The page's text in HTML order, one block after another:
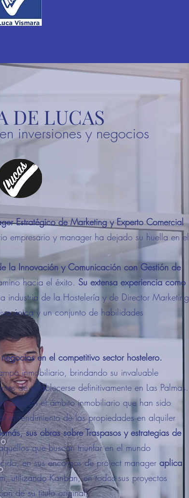
DE LUCAS
inversiones y negocios
Estratégico de Marketing y Experto Comercial
empresario y manager ha dejado su huella en el
la Innovación y Comunicación con Gestión de
hacia el éxito. Su extensa experiencia como
industria de la Hostelería y de Director Marketing
única y un conjunto de habilidades
en el competitivo sector hostelero.
inmobiliario, brindando su invaluable
de establecerse definitivamente en Las Palmas.
en el ámbito inmobiliario que han sido
el rendimiento de las propiedades en alquiler
sus obras sobre Traspasos y estrategias de
que buscan triunfar en el mundo
en sus encargos de project manager aplica
utilizando Kanban, en todos sus proyectos
de su titulo original).